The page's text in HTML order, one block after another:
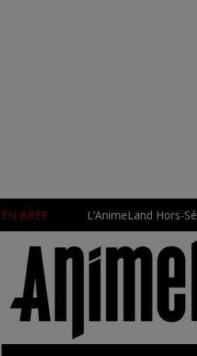
EN BREF L’AnimeLand Hors-